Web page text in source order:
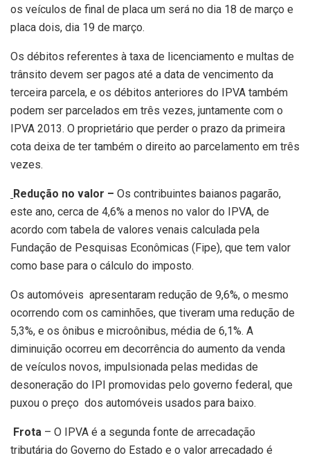
os veículos de final de placa um será no dia 18 de março e
placa dois, dia 19 de março.
Os débitos referentes à taxa de licenciamento e multas de
trânsito devem ser pagos até a data de vencimento da
terceira parcela, e os débitos anteriores do IPVA também
podem ser parcelados em três vezes, juntamente com o
IPVA 2013. O proprietário que perder o prazo da primeira
cota deixa de ter também o direito ao parcelamento em três
vezes.
Redução no valor – Os contribuintes baianos pagarão,
este ano, cerca de 4,6% a menos no valor do IPVA, de
acordo com tabela de valores venais calculada pela
Fundação de Pesquisas Econômicas (Fipe), que tem valor
como base para o cálculo do imposto.
Os automóveis apresentaram redução de 9,6%, o mesmo
ocorrendo com os caminhões, que tiveram uma redução de
5,3%, e os ônibus e microônibus, média de 6,1%. A
diminuição ocorreu em decorrência do aumento da venda
de veículos novos, impulsionada pelas medidas de
desoneração do IPI promovidas pelo governo federal, que
puxou o preço dos automóveis usados para baixo.
Frota – O IPVA é a segunda fonte de arrecadação
tributária do Governo do Estado e o valor arrecadado é